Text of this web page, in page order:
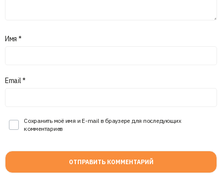
Имя *
Email*
Сохранить моё имя и E-mail в браузере для последующих
комментариев